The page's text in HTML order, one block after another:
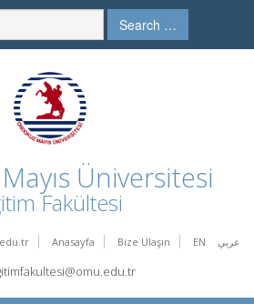
Search …
Üniversitesi
Fakültesi
Anasayfa Bize Ulaşın EN عربي